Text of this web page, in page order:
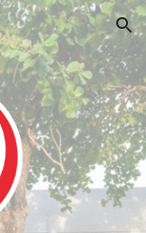
Skip to navigation